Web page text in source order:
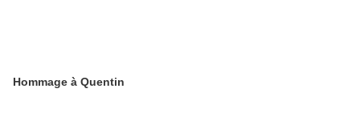
Hommage à Quentin